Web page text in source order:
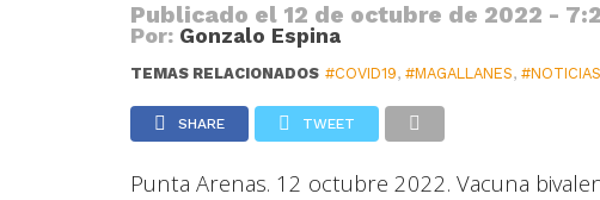
Publicado el 12 de octubre de 2022 -
Por: Gonzalo Espina
TEMAS RELACIONADOS #COVID19,#MAGALLANES,#NOTICIAS
SHARE TWEET
Punta Arenas. 12 octubre 2022. Vacuna